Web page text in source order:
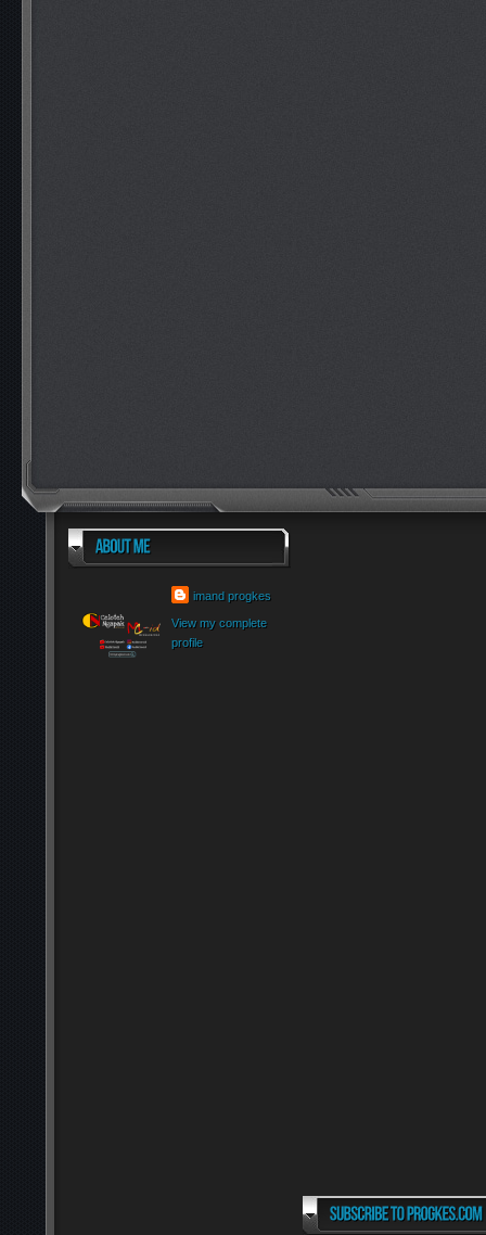
imand progkes
View my complete
profile